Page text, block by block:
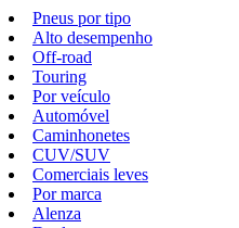
Pneus por tipo
Alto desempenho
Off-road
Touring
Por veículo
Automóvel
Caminhonetes
CUV/SUV
Comerciais leves
Por marca
Alenza